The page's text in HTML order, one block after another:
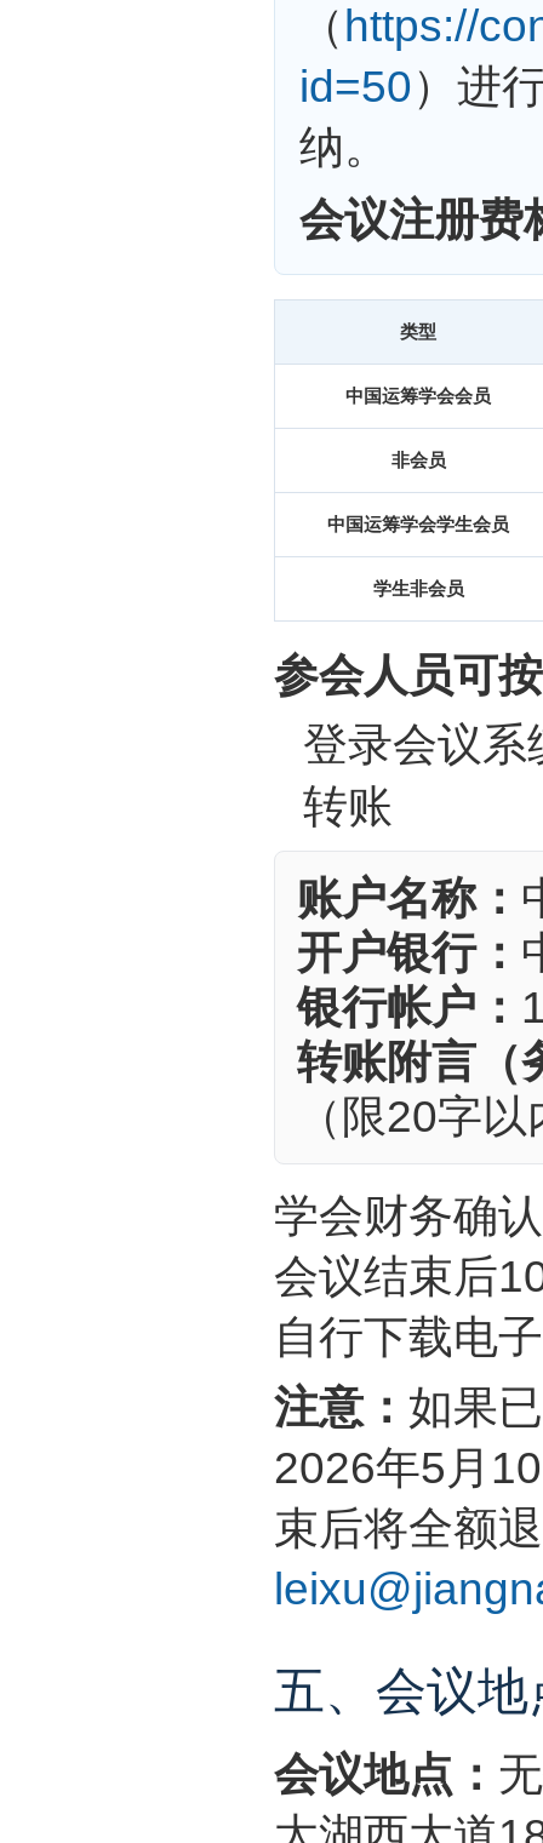
（ https://
id=50）进
纳。
会议注册费
类型
中国运筹学会会员
非会员
中国运筹学会学生会员
学生非会员
参会人员可
登录会议系
转账
账户名称：
开户银行：
银行帐户：
转账附言（
（限20字
学会财务确
会议结束后
自行下载电
注意： 如果
2026年5月
束后将全额
五、会议
会议地点：